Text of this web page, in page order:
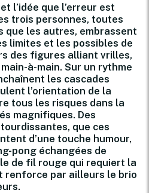
l’idée que l’erreur est
trois personnes, toutes
que les autres, embrassent
limites et les possibles de
des figures alliant vrilles,
à-main. Sur un rythme
les cascades
l’orientation de la
tous les risques dans la
magnifiques. Des
que ces
d’une touche humour,
pong échangées de
de fil rouge qui requiert la
renforce par ailleurs le brio